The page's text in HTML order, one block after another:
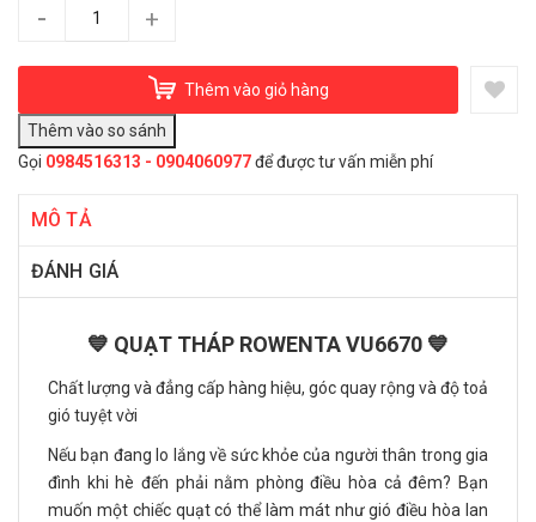
- +
Thêm vào giỏ hàng
Gọi 0984516313 - 0904060977để được tư vấn miễn phí
MÔ TẢ
ĐÁNH GIÁ
💙 QUẠT THÁP ROWENTA VU6670 💙
Chất lượng và đẳng cấp hàng hiệu, góc quay rộng và độ toả
gió tuyệt vời
Nếu bạn đang lo lắng về sức khỏe của người thân trong gia
đình khi hè đến phải nằm phòng điều hòa cả đêm? Bạn
muốn một chiếc quạt có thể làm mát như gió điều hòa lan